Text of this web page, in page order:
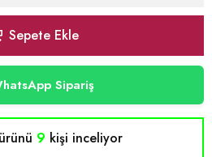
Sepete Ekle
Sipariş
9 kişi inceliyor